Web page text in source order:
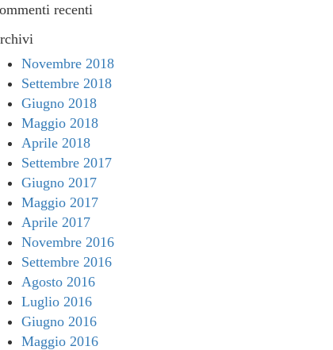
recenti
Novembre 2018
Settembre 2018
Giugno 2018
Maggio 2018
Aprile 2018
Settembre 2017
Giugno 2017
Maggio 2017
Aprile 2017
Novembre 2016
Settembre 2016
Agosto 2016
Luglio 2016
Giugno 2016
Maggio 2016